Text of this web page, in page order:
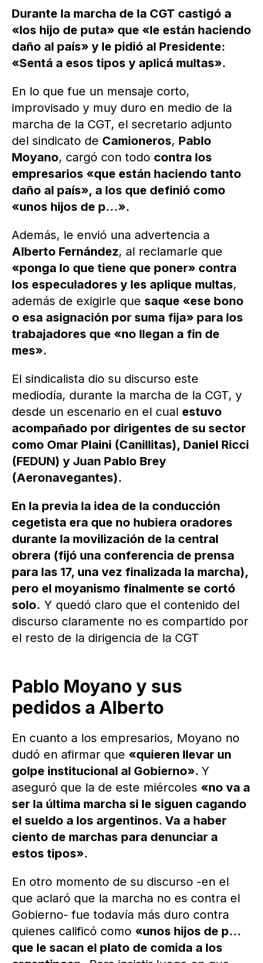
Durante la marcha de la CGT castigó a
«los hijo de puta» que «le están haciendo
daño al país» y le pidió al Presidente:
«Sentá a esos tipos y aplicá multas».
En lo que fue un mensaje corto,
improvisado y muy duro en medio de la
marcha de la CGT, el secretario adjunto
del sindicato de Camioneros, Pablo
Moyano, cargó con todo contra los
empresarios «que están haciendo tanto
daño al país», a los que definió como
«unos hijos de p…».
Además, le envió una advertencia a
Alberto Fernández, al reclamarle que
«ponga lo que tiene que poner» contra
los especuladores y les aplique multas,
además de exigirle que saque «ese bono
o esa asignación por suma fija» para los
trabajadores que «no llegan a fin de
mes».
El sindicalista dio su discurso este
mediodía, durante la marcha de la CGT, y
desde un escenario en el cual estuvo
acompañado por dirigentes de su sector
como Omar Plaini (Canillitas), Daniel Ricci
(FEDUN) y Juan Pablo Brey
(Aeronavegantes).
En la previa la idea de la conducción
cegetista era que no hubiera oradores
durante la movilización de la central
obrera (fijó una conferencia de prensa
para las 17, una vez finalizada la marcha),
pero el moyanismo finalmente se cortó
solo. Y quedó claro que el contenido del
discurso claramente no es compartido por
el resto de la dirigencia de la CGT
Pablo Moyano y sus
pedidos a Alberto
En cuanto a los empresarios, Moyano no
dudó en afirmar que «quieren llevar un
golpe institucional al Gobierno». Y
aseguró que la de este miércoles «no va a
ser la última marcha si le siguen cagando
el sueldo a los argentinos. Va a haber
ciento de marchas para denunciar a
estos tipos».
En otro momento de su discurso -en el
que aclaró que la marcha no es contra el
Gobierno- fue todavía más duro contra
quienes calificó como «unos hijos de p…
que le sacan el plato de comida a los